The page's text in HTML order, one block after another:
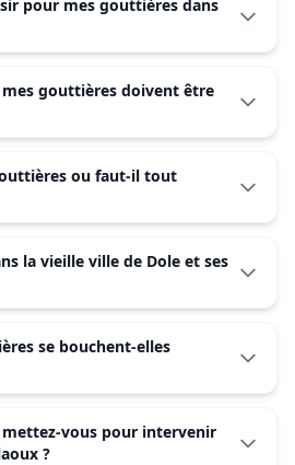
pour mes gouttières dans
gouttières doivent être
ou faut-il tout
la vieille ville de Dole et ses
se bouchent-elles
vous pour intervenir
?